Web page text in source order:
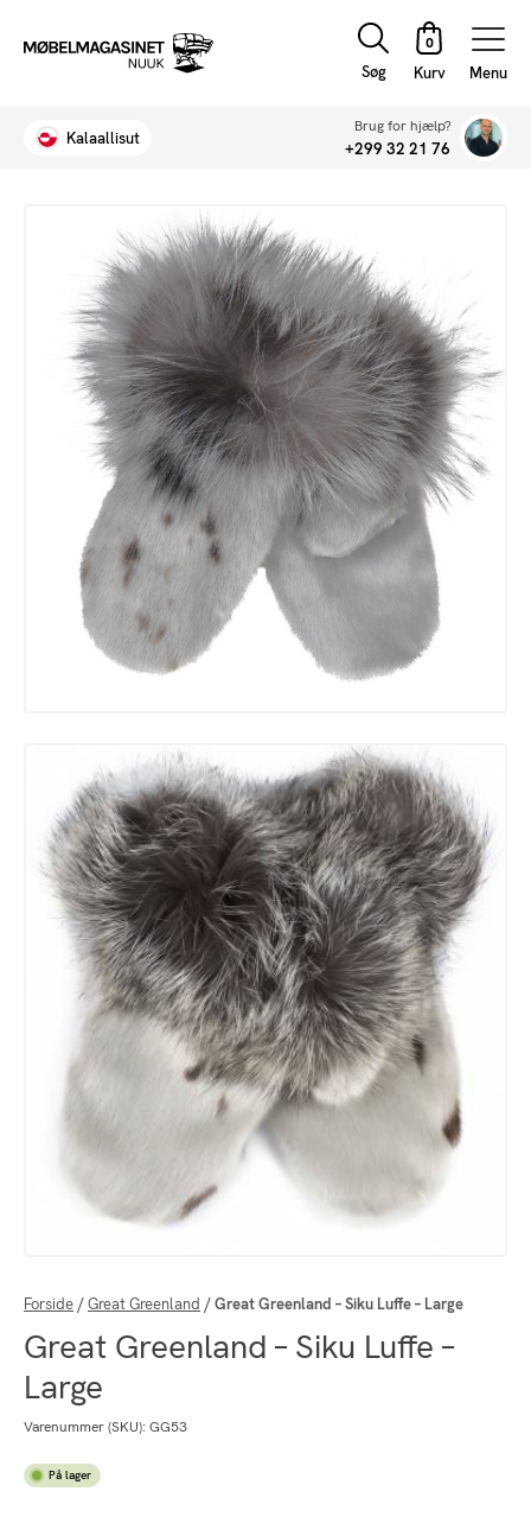
Søg Menu
Kalaallisut
Brug for hjælp?
+299 32 21 76
Forside /Great Greenland /Great Greenland – Siku Luffe – Large
Great Greenland – Siku Luffe –
Large
Varenummer (SKU): GG53
På lager